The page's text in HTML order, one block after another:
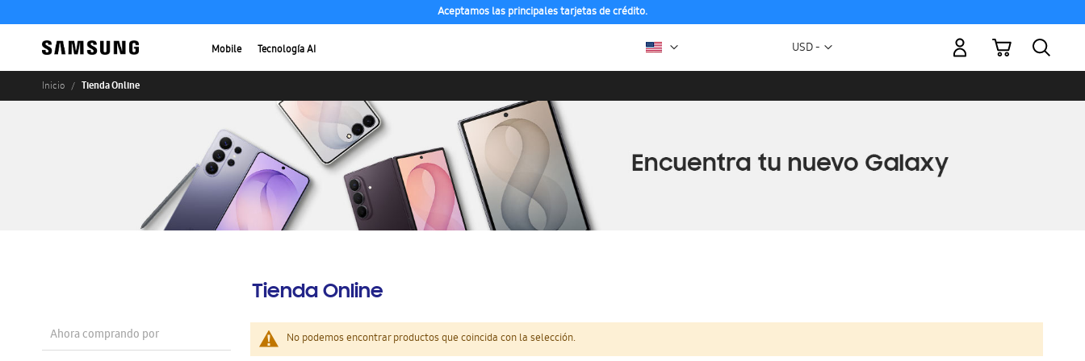
Aceptamos las principales tarjetas de crédito.
Mobile Tecnología AI Moneda
USD -
Mi carrito
Inicio Tienda Online
Tienda Online
No podemos encontrar productos que coincida con la selección.
Ahora comprando por